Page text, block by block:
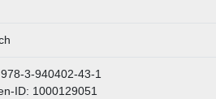
3-940402-43-1
ID: 1000129051